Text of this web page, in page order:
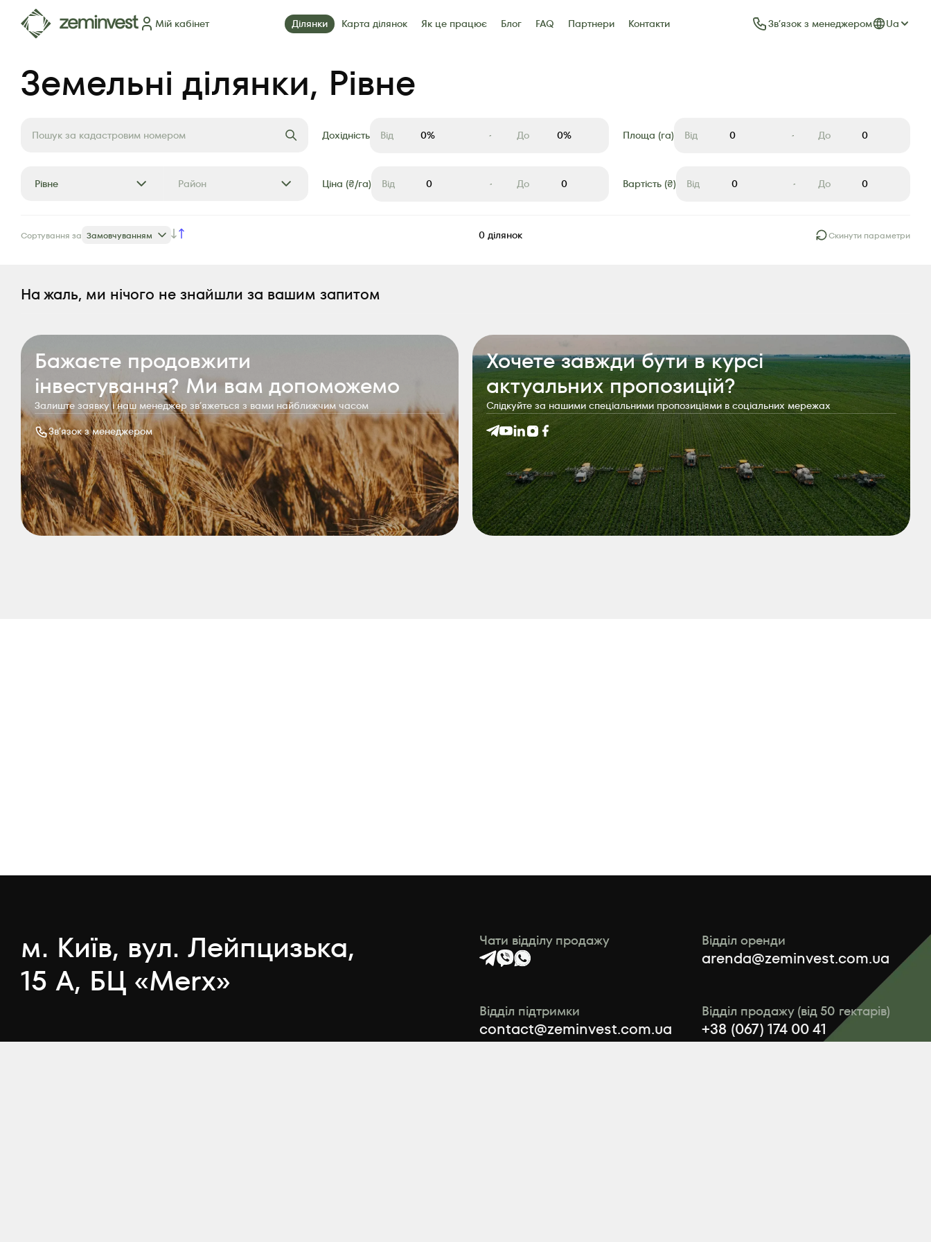
Мій кабінет Ділянки Карта ділянок Як це працює Блог FAQ Партнери Контакти Звʼязок з менеджером Ua
Земельні ділянки, Рівне
Дохідність Від До Площа (га) Від До
Рівне Район Ціна (₴/га) Від До Вартість (₴) Від До
0 ділянок Скинути параметри
Сортування за Замовчуванням
На жаль, ми нічого не знайшли за вашим запитом
Бажаєте продовжити
інвестування? Ми вам допоможемо
Залиште заявку і наш менеджер звʼяжеться з вами найближчим часом
Звʼязок з менеджером
Хочете завжди бути в курсі
актуальних пропозицій?
Слідкуйте за нашими спеціальними пропозиціями в соціальних мережах
м. Київ, вул. Лейпцизька,
15 А, БЦ «Merx»
TelegramYoutubeLinkedInInstagramFacebook
Чати відділу продажу Відділ оренди
arenda@zeminvest.com.ua
Відділ підтримки
contact@zeminvest.com.ua
Відділ продажу (від 50 гектарів)
+38 (067) 174 00 41